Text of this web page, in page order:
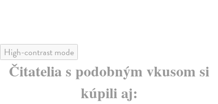
High-contrast mode
Čitatelia s podobným vkusom si
kúpili aj: